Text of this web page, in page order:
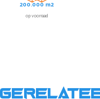
200.000 m2
op voorraad